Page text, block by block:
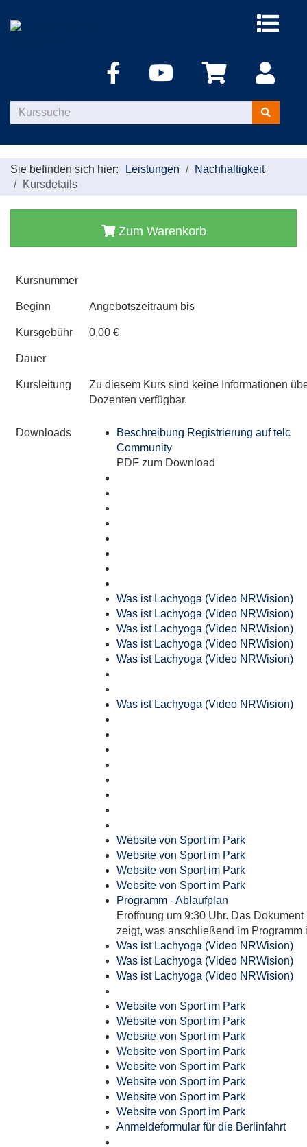
Menü
Kurse
suchen
Sie befinden sich hier: Leistungen
Nachhaltigkeit
Kursdetails
Zum Warenkorb
Kursnummer
Beginn Angebotszeitraum bis
Kursgebühr 0,00 €
Dauer
Kursleitung
Zu diesem Kurs sind keine Informationen
Dozenten verfügbar.
Downloads
Beschreibung Registrierung auf telc
Community
PDF zum Download
Was ist Lachyoga (Video NRWision)
Was ist Lachyoga (Video NRWision)
Was ist Lachyoga (Video NRWision)
Was ist Lachyoga (Video NRWision)
Was ist Lachyoga (Video NRWision)
Was ist Lachyoga (Video NRWision)
Website von Sport im Park
Website von Sport im Park
Website von Sport im Park
Website von Sport im Park
Programm - Ablaufplan
Eröffnung um 9:30 Uhr. Das Dokument
zeigt, was anschließend im Programm
Was ist Lachyoga (Video NRWision)
Was ist Lachyoga (Video NRWision)
Was ist Lachyoga (Video NRWision)
Website von Sport im Park
Website von Sport im Park
Website von Sport im Park
Website von Sport im Park
Website von Sport im Park
Website von Sport im Park
Website von Sport im Park
Website von Sport im Park
Anmeldeformular für die Berlinfahrt